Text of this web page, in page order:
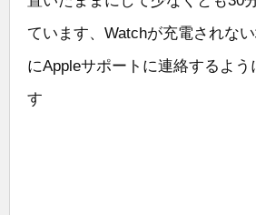
ています、Watchが充電されな
にAppleサポートに連絡するよう
す